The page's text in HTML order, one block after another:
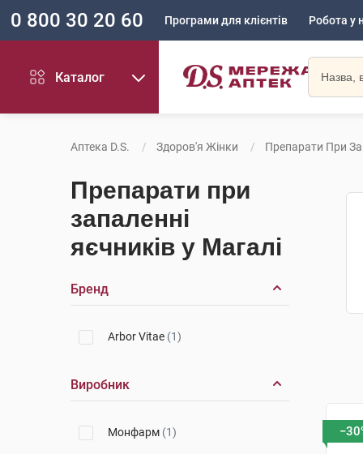
0 800 30 20 60 Програми для клієнтів Робота у
Каталог
Аптека D.S. Здоров'я Жінки Препарати При
Препарати при
запаленні
яєчників у Магалі
Бренд
Arbor Vitae (1)
Виробник
Монфарм (1)